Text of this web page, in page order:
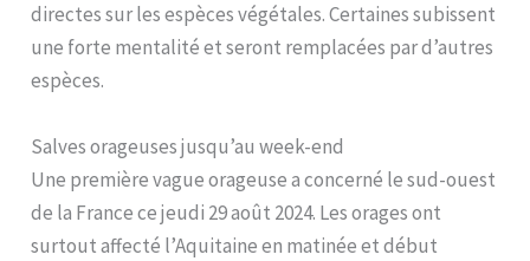
directes sur les espèces végétales. Certaines subissent
une forte mentalité et seront remplacées par d’autres
espèces.
Salves orageuses jusqu’au week-end
Une première vague orageuse a concerné le sud-ouest
de la France ce jeudi 29 août 2024. Les orages ont
surtout affecté l’Aquitaine en matinée et début